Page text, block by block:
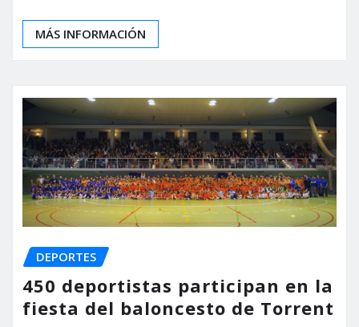
MÁS INFORMACIÓN
DEPORTES
450 deportistas participan en la
fiesta del baloncesto de Torrent